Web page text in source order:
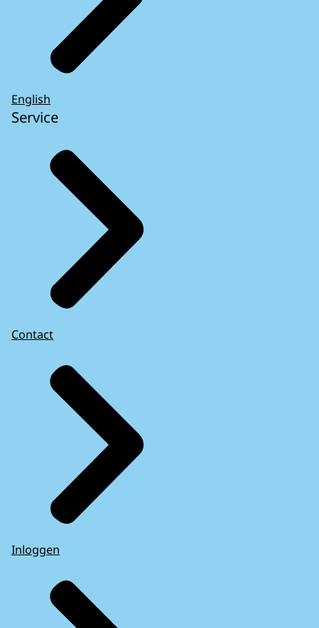
English
Service
Contact
Inloggen